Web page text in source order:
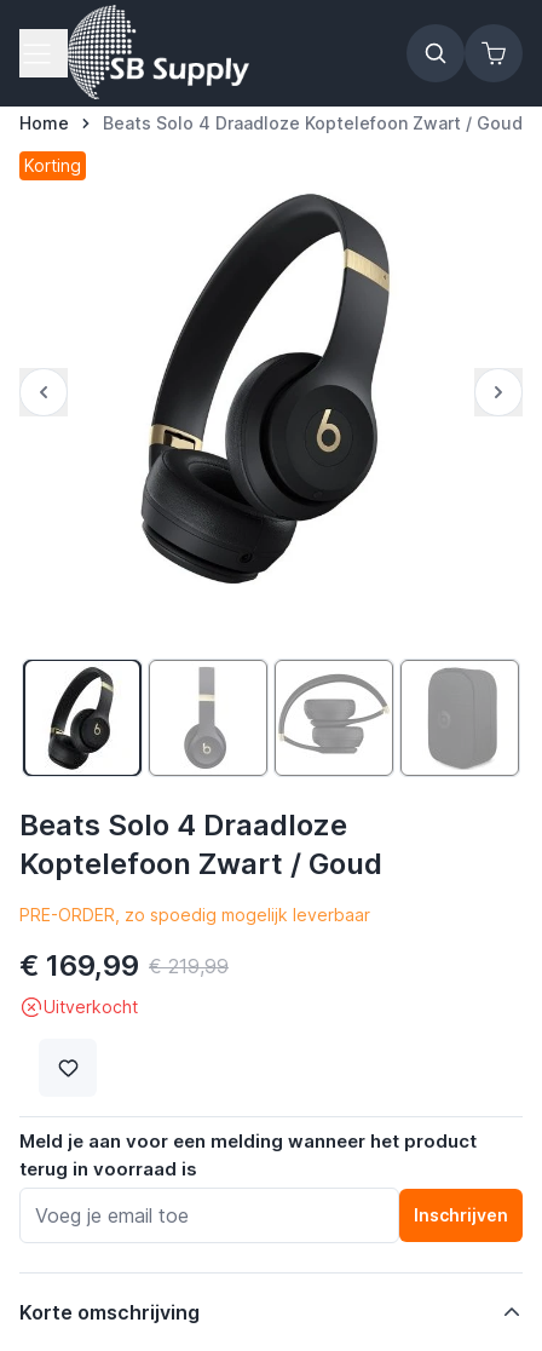
Ga naar de inhoud
Home Beats Solo 4 Draadloze Koptelefoon Zwart / Goud
Korting
Beats Solo 4 Draadloze
Koptelefoon Zwart / Goud
PRE-ORDER, zo spoedig mogelijk leverbaar
€ 169,99 € 219,99
Uitverkocht
Meld je aan voor een melding wanneer het product
terug in voorraad is
Inschrijven
Korte omschrijving